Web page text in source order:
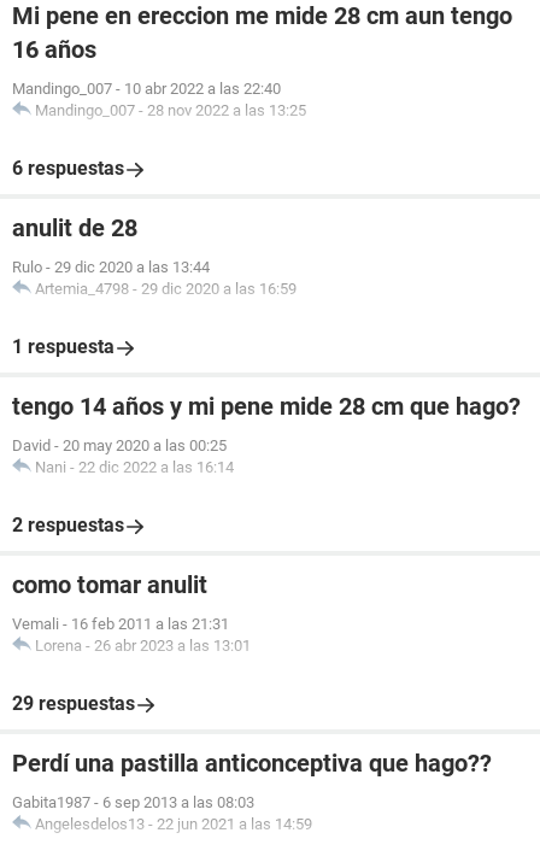
Mi pene en ereccion me mide 28 cm aun tengo
16 años
Mandingo_007 - 10 abr 2022 a las 22:40
Mandingo_007 - 28 nov 2022 a las 13:25
6 respuestas
anulit de 28
Rulo - 29 dic 2020 a las 13:44
Artemia_4798 - 29 dic 2020 a las 16:59
1 respuesta
tengo 14 años y mi pene mide 28 cm que hago?
David - 20 may 2020 a las 00:25
Nani - 22 dic 2022 a las 16:14
2 respuestas
como tomar anulit
Vemali - 16 feb 2011 a las 21:31
Lorena - 26 abr 2023 a las 13:01
29 respuestas
Perdí una pastilla anticonceptiva que hago??
Gabita1987 - 6 sep 2013 a las 08:03
Angelesdelos13 - 22 jun 2021 a las 14:59